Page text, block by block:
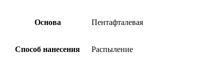
Основа Пентафталевая
Способ нанесения Распыление